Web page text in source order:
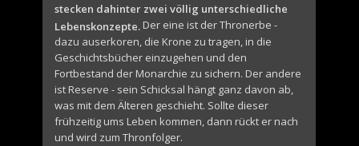
stecken dahinter zwei völlig unterschiedliche
Lebenskonzepte. Der eine ist der Thronerbe -
dazu auserkoren, die Krone zu tragen, in die
Geschichtsbücher einzugehen und den
Fortbestand der Monarchie zu sichern. Der andere
ist Reserve - sein Schicksal hängt ganz davon ab,
was mit dem Älteren geschieht. Sollte dieser
frühzeitig ums Leben kommen, dann rückt er nach
und wird zum Thronfolger.